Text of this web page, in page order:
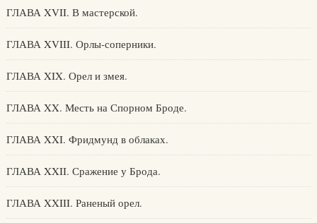
ГЛАВА XVII. В мастерской.
ГЛАВА XVIII. Орлы-соперники.
ГЛАВА XIX. Орел и змея.
ГЛАВА XX. Месть на Спорном Броде.
ГЛАВА XXI. Фридмунд в облаках.
ГЛАВА XXII. Сражение у Брода.
ГЛАВА XXIII. Раненый орел.